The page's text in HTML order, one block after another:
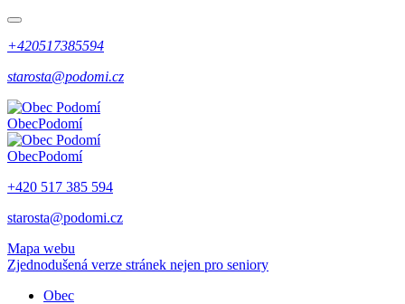
+420517385594
starosta@podomi.cz
ObecPodomí
ObecPodomí
+420 517 385 594
starosta@podomi.cz
Mapa webu
Zjednodušená verze stránek nejen pro seniory
Obec